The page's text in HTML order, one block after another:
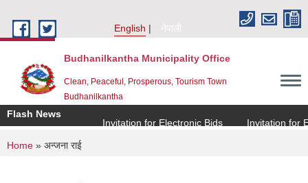
English
नेपाली
Budhanilkantha Municipality Office
Clean, Peaceful, Prosperous, Tourism Town
Budhanilkantha
Flash News
Invitation for Electronic Bids
Invitation for
You are here
Home » अन्जना राई